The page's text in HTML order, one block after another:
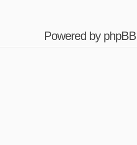
Powered by phpBB